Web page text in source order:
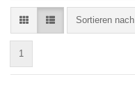
Sortieren nach
Sortieren nach
1